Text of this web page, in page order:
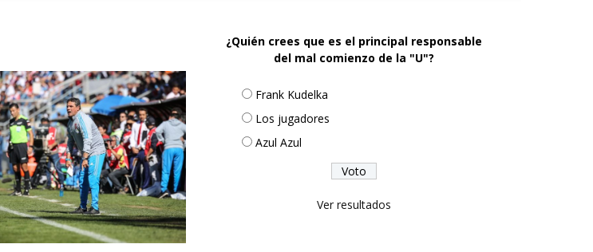
¿Quién crees que es el principal responsable
del mal comienzo de la "U"?
Frank Kudelka
Los jugadores
Azul Azul
Ver resultados